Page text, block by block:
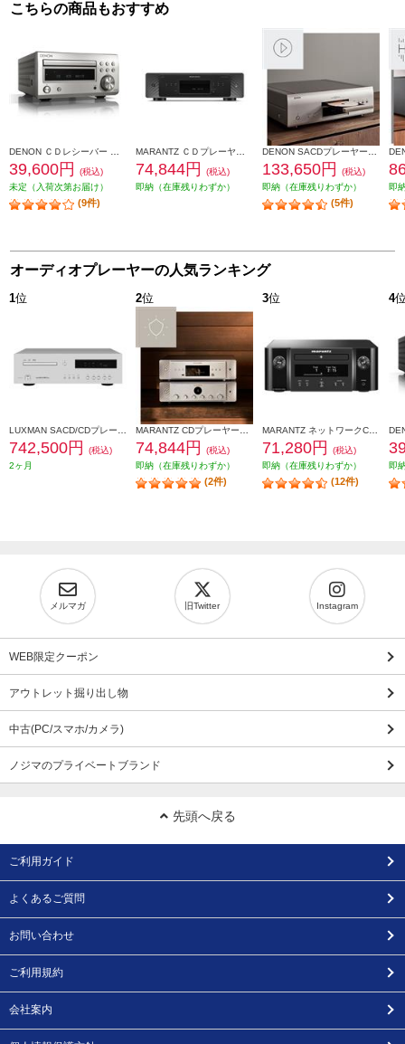
こちらの商品もおすすめ
39,600円
(税込)
未定（入荷次第お届け）
(9件)
74,844円
(税込)
即納（在庫残りわずか）
133,650円
(税込)
即納（在庫残りわずか）
(5件)
即
オーディオプレーヤーの人気ランキング
1位
742,500円
(税込)
2ヶ月
2位
74,844円
(税込)
即納（在庫残りわずか）
(2件)
3位
71,280円
(税込)
即納（在庫残りわずか）
(12件)
4
即
メルマガ 旧Twitter Instagram
WEB限定クーポン
アウトレット掘り出し物
中古(PC/スマホ/カメラ)
ノジマのプライベートブランド
先頭へ戻る
ご利用ガイド
よくあるご質問
お問い合わせ
ご利用規約
会社案内